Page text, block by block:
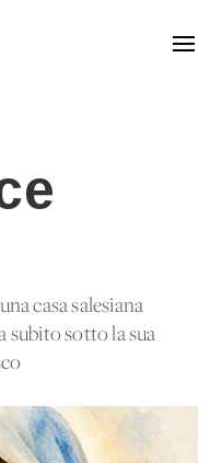
casa salesiana
subito sotto la sua